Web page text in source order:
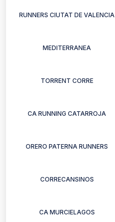
RUNNERS CIUTAT DE VALENCIA
MEDITERRANEA
TORRENT CORRE
CA RUNNING CATARROJA
ORERO PATERNA RUNNERS
CORRECANSINOS
CA MURCIELAGOS